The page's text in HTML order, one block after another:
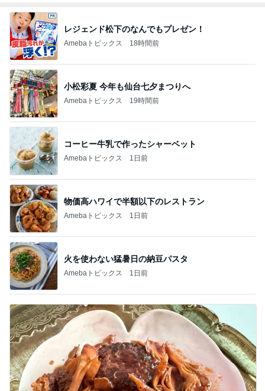
レジェンド松下のなんでもプレゼン！
Amebaトピックス 18時間前
小松彩夏 今年も仙台七夕まつりへ
Amebaトピックス 19時間前
コーヒー牛乳で作ったシャーベット
Amebaトピックス 1日前
物価高ハワイで半額以下のレストラン
Amebaトピックス 1日前
火を使わない猛暑日の納豆パスタ
Amebaトピックス 1日前